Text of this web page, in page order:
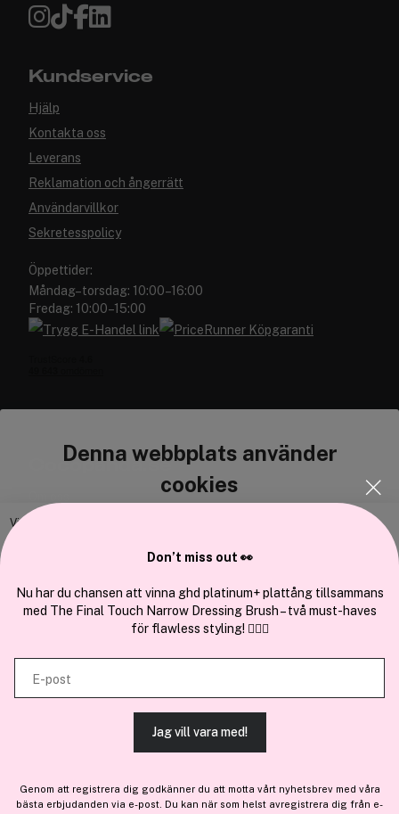
Denna webbplats använder
cookies
Vi använder enhetsidentifierare för att anpassa innehållet och
och annan information från din enhet till de sociala medier och annons-
och analysföretag som vi samarbetar med. Dessa kan i sin tur
kombinera informationen med annan information som du har
tillhandahållit eller som de har samlat in när du har använt deras
tjänster.
TILLÅT ALLA COOKIES
Kundservice
Hjälp
Kontakta oss
Leverans
Reklamation och ångerrätt
Användarvillkor
Sekretesspolicy
Öppettider:
Måndag–torsdag: 10:00–16:00
Fredag: 10:00–15:00
Cocopanda.se
En del avBrandsdal Group AS
Don’t miss out 👀
Nu har du chansen att vinna ghd platinum+ plattång tillsammans
med The Final Touch Narrow Dressing Brush – två must-haves
för flawless styling! 💇‍♀️✨
E-post
Jag vill vara med!
Genom att registrera dig godkänner du att motta vårt nyhetsbrev med våra
bästa erbjudanden via e-post. Du kan när som helst avregistrera dig från e-